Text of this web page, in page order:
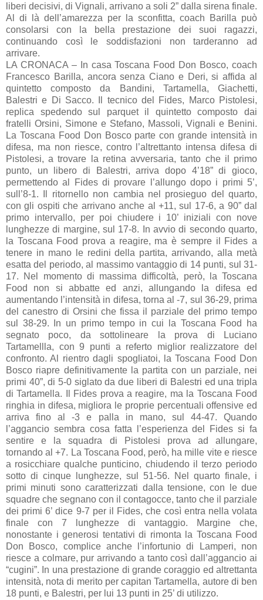
liberi decisivi, di Vignali, arrivano a soli 2” dalla sirena finale.
Al di là dell’amarezza per la sconfitta, coach Barilla può
consolarsi con la bella prestazione dei suoi ragazzi,
continuando così le soddisfazioni non tarderanno ad
arrivare.
LA CRONACA – In casa Toscana Food Don Bosco, coach
Francesco Barilla, ancora senza Ciano e Deri, si affida al
quintetto composto da Bandini, Tartamella, Giachetti,
Balestri e Di Sacco. Il tecnico del Fides, Marco Pistolesi,
replica spedendo sul parquet il quintetto composto dai
fratelli Orsini, Simone e Stefano, Massoli, Vignali e Benini.
La Toscana Food Don Bosco parte con grande intensità in
difesa, ma non riesce, contro l’altrettanto intensa difesa di
Pistolesi, a trovare la retina avversaria, tanto che il primo
punto, un libero di Balestri, arriva dopo 4’18” di gioco,
permettendo al Fides di provare l’allungo dopo i primi 5’,
sull’8-1. Il ritornello non cambia nel prosieguo del quarto,
con gli ospiti che arrivano anche al +11, sul 17-6, a 90” dal
primo intervallo, per poi chiudere i 10’ iniziali con nove
lunghezze di margine, sul 17-8. In avvio di secondo quarto,
la Toscana Food prova a reagire, ma è sempre il Fides a
tenere in mano le redini della partita, arrivando, alla metà
esatta del periodo, al massimo vantaggio di 14 punti, sul 31-
17. Nel momento di massima difficoltà, però, la Toscana
Food non si abbatte ed anzi, allungando la difesa ed
aumentando l’intensità in difesa, torna al -7, sul 36-29, prima
del canestro di Orsini che fissa il parziale del primo tempo
sul 38-29. In un primo tempo in cui la Toscana Food ha
segnato poco, da sottolineare la prova di Luciano
Tartamellla, con 9 punti a referto miglior realizzatore del
confronto. Al rientro dagli spogliatoi, la Toscana Food Don
Bosco riapre definitivamente la partita con un parziale, nei
primi 40”, di 5-0 siglato da due liberi di Balestri ed una tripla
di Tartamella. Il Fides prova a reagire, ma la Toscana Food
ringhia in difesa, migliora le proprie percentuali offensive ed
arriva fino al -3 e palla in mano, sul 44-47. Quando
l’aggancio sembra cosa fatta l’esperienza del Fides si fa
sentire e la squadra di Pistolesi prova ad allungare,
tornando al +7. La Toscana Food, però, ha mille vite e riesce
a rosicchiare qualche punticino, chiudendo il terzo periodo
sotto di cinque lunghezze, sul 51-56. Nel quarto finale, i
primi minuti sono caratterizzati dalla tensione, con le due
squadre che segnano con il contagocce, tanto che il parziale
dei primi 6’ dice 9-7 per il Fides, che così entra nella volata
finale con 7 lunghezze di vantaggio. Margine che,
nonostante i generosi tentativi di rimonta la Toscana Food
Don Bosco, complice anche l’infortunio di Lamperi, non
riesce a colmare, pur arrivando a tanto così dall’aggancio ai
“cugini”. In una prestazione di grande coraggio ed altrettanta
intensità, nota di merito per capitan Tartamella, autore di ben
18 punti, e Balestri, per lui 13 punti in 25’ di utilizzo.